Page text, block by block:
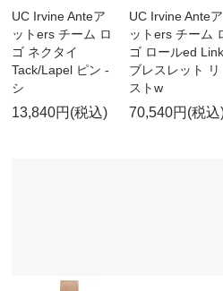
UC Irvine Anteア
ットers チーム ロ
ゴ ネクタイ
Tack/Lapel ピン -
シ
13,840円(税込)
UC Irvine Anteア
ットers チーム
ゴ ロールed Link
ブレスレット リ
ストw
70,540円(税込